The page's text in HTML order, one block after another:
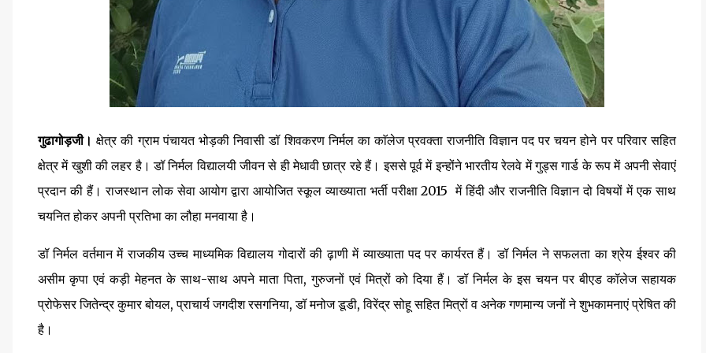
गुढागोड़जी। क्षेत्र की ग्राम पंचायत भोड़की निवासी डॉ शिवकरण निर्मल का काॅलेज प्रवक्ता राजनीति विज्ञान पद पर चयन होने पर परिवार सहित
क्षेत्र में खुशी की लहर है। डॉ निर्मल विद्यालयी जीवन से ही मेधावी छात्र रहे हैं। इससे पूर्व में इन्होंने भारतीय रेलवे में गुड्स गार्ड के रूप में अपनी सेवाएं
प्रदान की हैं। राजस्थान लोक सेवा आयोग द्वारा आयोजित स्कूल व्याख्याता भर्ती परीक्षा 2015 में हिंदी और राजनीति विज्ञान दो विषयों में एक साथ
चयनित होकर अपनी प्रतिभा का लौहा मनवाया है।
डॉ निर्मल वर्तमान में राजकीय उच्च माध्यमिक विद्यालय गोदारों की ढ़ाणी में व्याख्याता पद पर कार्यरत हैं। डॉ निर्मल ने सफलता का श्रेय ईश्वर की
असीम कृपा एवं कड़ी मेहनत के साथ-साथ अपने माता पिता, गुरुजनों एवं मित्रों को दिया हैं। डॉ निर्मल के इस चयन पर बीएड कॉलेज सहायक
प्रोफेसर जितेन्द्र कुमार बोयल, प्राचार्य जगदीश रसगनिया, डॉ मनोज डूडी, विरेंद्र सोहू सहित मित्रों व अनेक गणमान्य जनों ने शुभकामनाएं प्रेषित की
है।